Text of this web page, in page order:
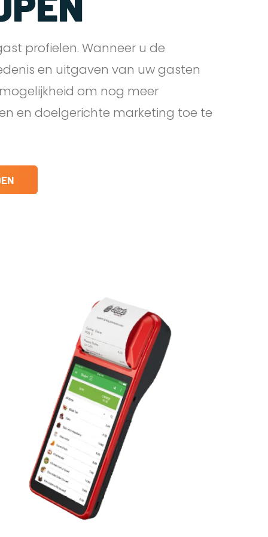
profielen. Wanneer u de
en uitgaven van uw gasten
om nog meer
en doelgerichte marketing toe te